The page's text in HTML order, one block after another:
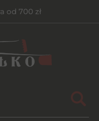
od 700 zł